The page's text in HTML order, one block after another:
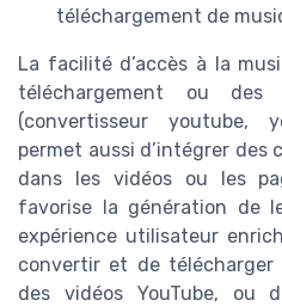
téléchargement de
La facilité d’accès à la
téléchargement ou des
(convertisseur youtube,
permet aussi d’intégrer
dans les vidéos ou les
favorise la génération de
expérience utilisateur
convertir et de télécharger
des vidéos YouTube, ou